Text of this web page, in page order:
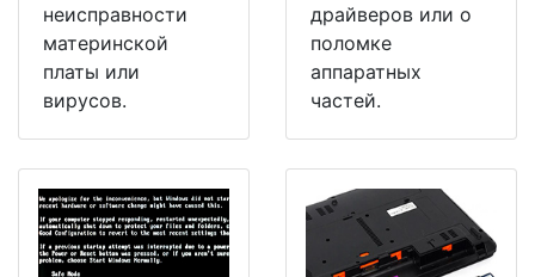
неисправности
материнской
платы или
вирусов.
драйверов или о
поломке
аппаратных
частей.